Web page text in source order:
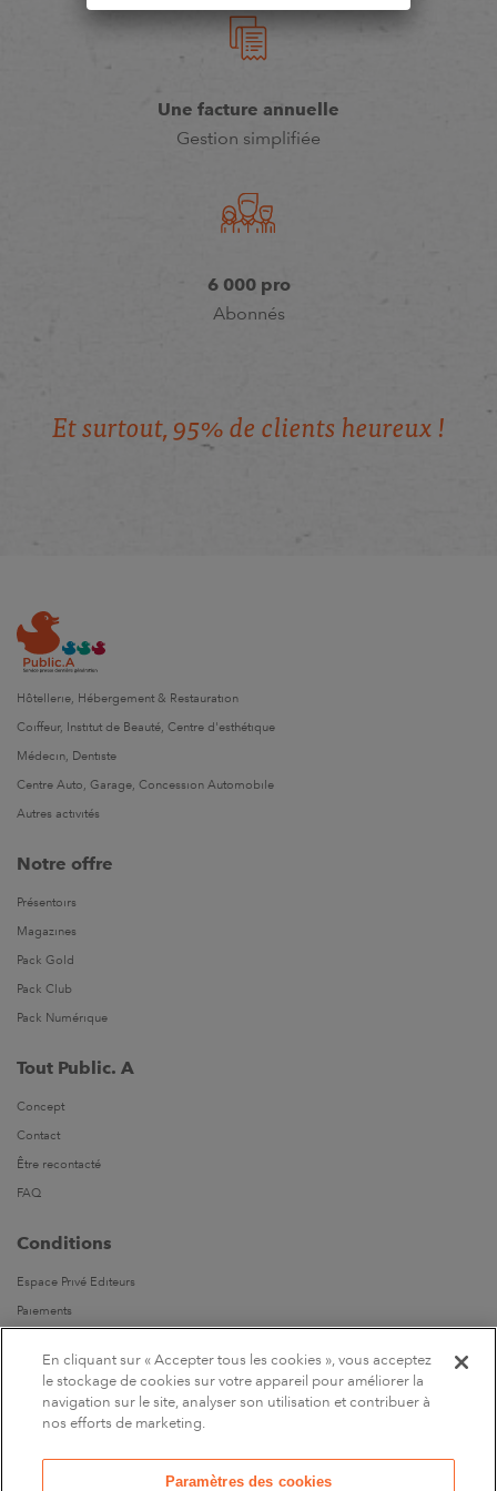
Une facture annuelle
Gestion simplifiée
6 000 pro
Abonnés
Et surtout, 95% de clients heureux !
Hôtellerie, Hébergement & Restauration
Coiffeur, Institut de Beauté, Centre d'esthétique
Médecin, Dentiste
Centre Auto, Garage, Concession Automobile
Autres activités
Notre offre
Présentoirs
Magazines
Pack Gold
Pack Club
Pack Numérique
Tout Public. A
Concept
Contact
Être recontacté
FAQ
Conditions
Espace Privé Editeurs
Paiements
Parrainages
Suivez-nous
En cliquant sur « Accepter tous les cookies », vous acceptez
le stockage de cookies sur votre appareil pour améliorer la
navigation sur le site, analyser son utilisation et contribuer à
nos efforts de marketing.
Paramètres des cookies